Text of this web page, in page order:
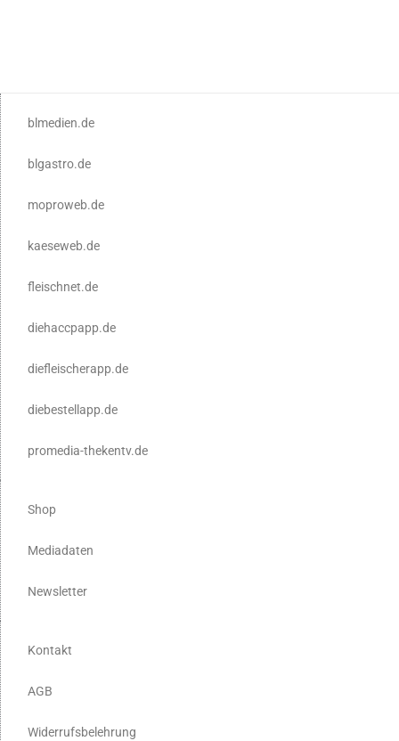
blmedien.de
blgastro.de
moproweb.de
kaeseweb.de
fleischnet.de
diehaccpapp.de
diefleischerapp.de
diebestellapp.de
promedia-thekentv.de
Shop
Mediadaten
Newsletter
Kontakt
AGB
Widerrufsbelehrung